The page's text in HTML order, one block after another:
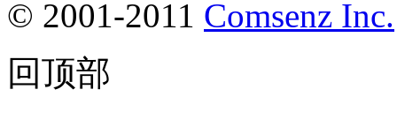
© 2001-2011 Comsenz Inc.
回顶部